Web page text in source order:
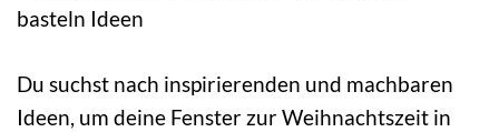
Du suchst nach inspirierenden und machbaren
Ideen, um deine Fenster zur Weihnachtszeit in